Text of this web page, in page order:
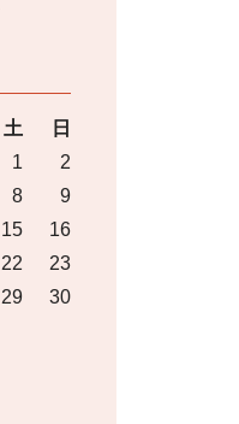
土
日
1
2
8
9
15
16
22
23
29
30